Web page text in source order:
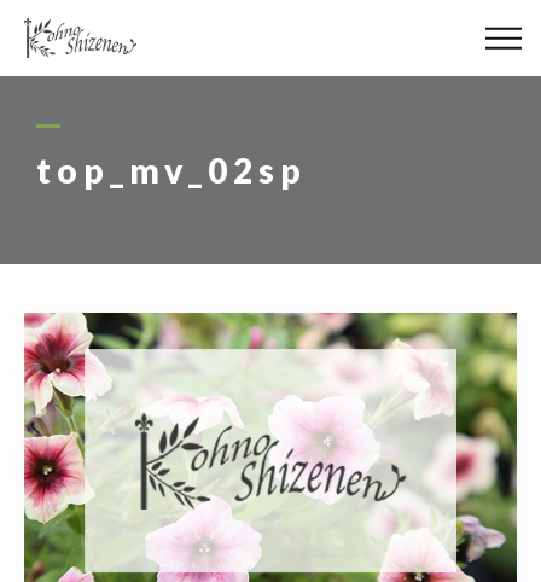
top_mv_02sp
メディア
講座予約カレンダー
ネットショップ
YouTube
造園/施工専用HP